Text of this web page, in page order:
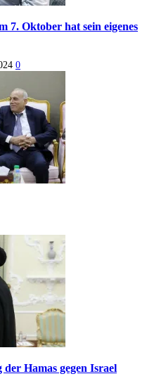
7. Oktober hat sein eigenes
0
Hamas gegen Israel